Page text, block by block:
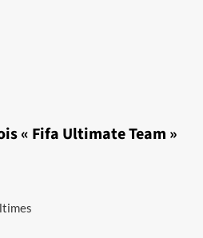
« Fifa Ultimate Team »